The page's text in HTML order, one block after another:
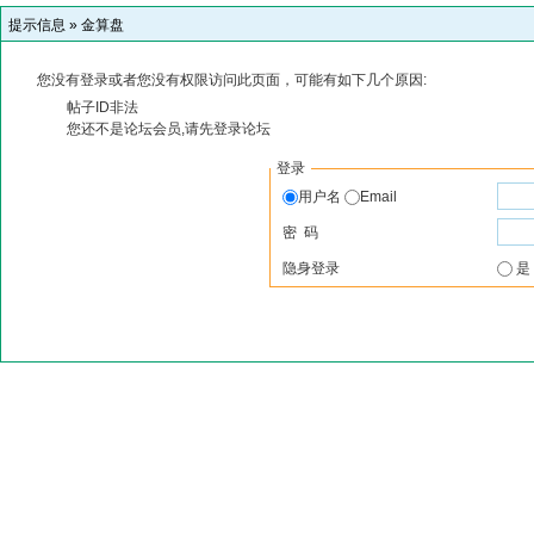
提示信息 » 金算盘
您没有登录或者您没有权限访问此页面，可能有如下几个原因:
帖子ID非法
您还不是论坛会员,请先登录论坛
登录
用户名
Email
密 码
隐身登录